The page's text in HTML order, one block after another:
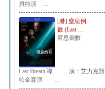
貝特演 …
[港] 窒息倒
數 (Last …
窒息倒數
Last Breath 導 演：艾力克斯
帕金森演 …